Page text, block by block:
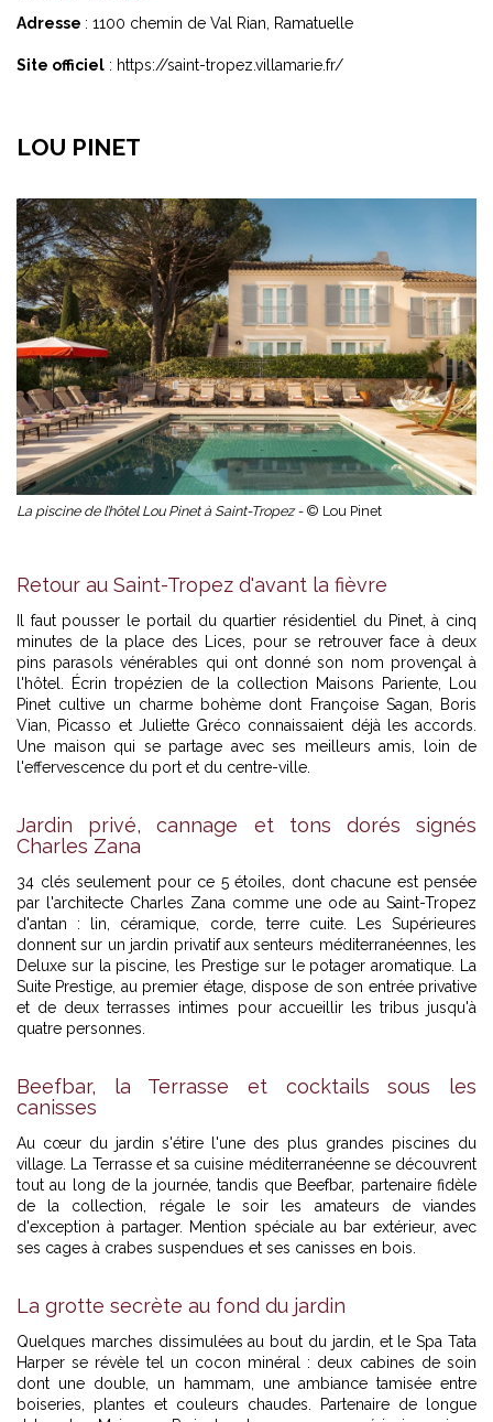
Adresse : 1100 chemin de Val Rian, Ramatuelle
Site officiel : https://saint-tropez.villamarie.fr/
LOU PINET
La piscine de l’hôtel Lou Pinet à Saint-Tropez - © Lou Pinet
Retour au Saint-Tropez d'avant la fièvre
Il faut pousser le portail du quartier résidentiel du Pinet, à cinq
minutes de la place des Lices, pour se retrouver face à deux
pins parasols vénérables qui ont donné son nom provençal à
l'hôtel. Écrin tropézien de la collection Maisons Pariente, Lou
Pinet cultive un charme bohème dont Françoise Sagan, Boris
Vian, Picasso et Juliette Gréco connaissaient déjà les accords.
Une maison qui se partage avec ses meilleurs amis, loin de
l'effervescence du port et du centre-ville.
Jardin privé, cannage et tons dorés signés
Charles Zana
34 clés seulement pour ce 5 étoiles, dont chacune est pensée
par l'architecte Charles Zana comme une ode au Saint-Tropez
d'antan : lin, céramique, corde, terre cuite. Les Supérieures
donnent sur un jardin privatif aux senteurs méditerranéennes, les
Deluxe sur la piscine, les Prestige sur le potager aromatique. La
Suite Prestige, au premier étage, dispose de son entrée privative
et de deux terrasses intimes pour accueillir les tribus jusqu'à
quatre personnes.
Beefbar, la Terrasse et cocktails sous les
canisses
Au cœur du jardin s'étire l'une des plus grandes piscines du
village. La Terrasse et sa cuisine méditerranéenne se découvrent
tout au long de la journée, tandis que Beefbar, partenaire fidèle
de la collection, régale le soir les amateurs de viandes
d'exception à partager. Mention spéciale au bar extérieur, avec
ses cages à crabes suspendues et ses canisses en bois.
La grotte secrète au fond du jardin
Quelques marches dissimulées au bout du jardin, et le Spa Tata
Harper se révèle tel un cocon minéral : deux cabines de soin
dont une double, un hammam, une ambiance tamisée entre
boiseries, plantes et couleurs chaudes. Partenaire de longue